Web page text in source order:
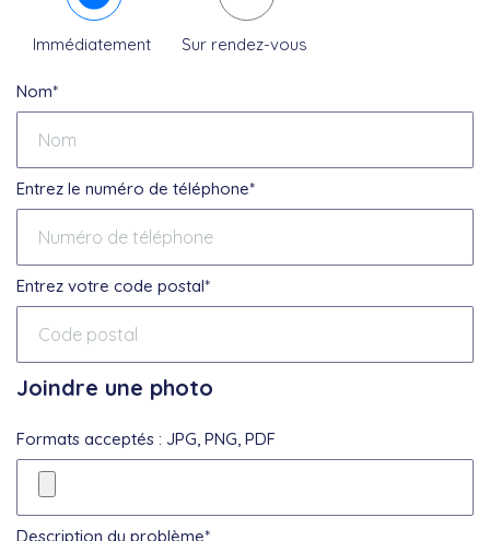
Immédiatement Sur rendez-vous
Nom*
Entrez le numéro de téléphone*
Entrez votre code postal*
Joindre une photo
Formats acceptés : JPG, PNG, PDF
Description du problème*